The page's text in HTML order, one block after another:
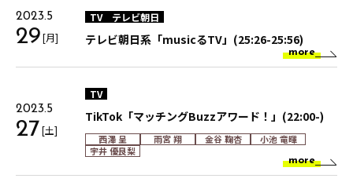
2023.5
29[月]
TV テレビ朝日
テレビ朝日系「musicるTV」(25:26-25:56)
more
2023.5
27[土]
TV
TikTok「マッチングBuzzアワード！」(22:00-)
西澤 呈 雨宮 翔 金谷 鞠杏
小池 竜暉
宇井 優良梨
more